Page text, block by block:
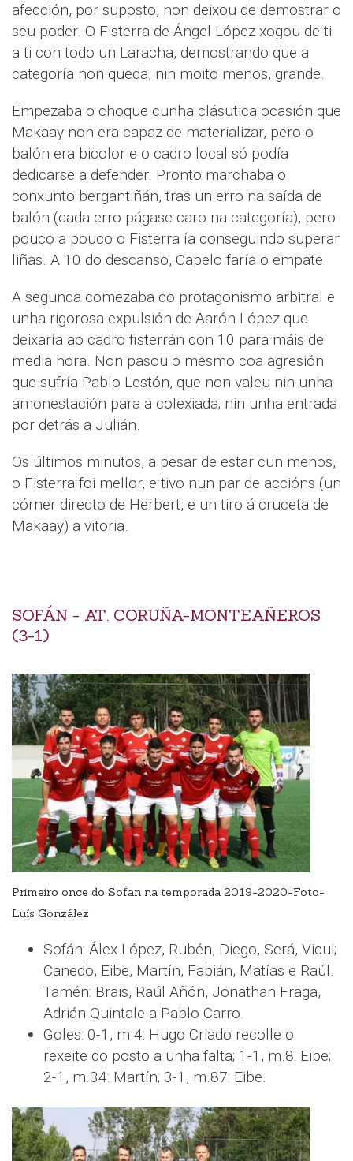
afección, por suposto, non deixou de demostrar o
seu poder. O Fisterra de Ángel López xogou de ti
a ti con todo un Laracha, demostrando que a
categoría non queda, nin moito menos, grande.
Empezaba o choque cunha clásutica ocasión que
Makaay non era capaz de materializar, pero o
balón era bicolor e o cadro local só podía
dedicarse a defender. Pronto marchaba o
conxunto bergantiñán, tras un erro na saída de
balón (cada erro págase caro na categoría), pero
pouco a pouco o Fisterra ía conseguindo superar
liñas. A 10 do descanso, Capelo faría o empate.
A segunda comezaba co protagonismo arbitral e
unha rigorosa expulsión de Aarón López que
deixaría ao cadro fisterrán con 10 para máis de
media hora. Non pasou o mesmo coa agresión
que sufría Pablo Lestón, que non valeu nin unha
amonestación para a colexiada; nin unha entrada
por detrás a Julián.
Os últimos minutos, a pesar de estar cun menos,
o Fisterra foi mellor, e tivo nun par de accións (un
córner directo de Herbert, e un tiro á cruceta de
Makaay) a vitoria.
SOFÁN - AT. CORUÑA-MONTEAÑEROS
(3-1)
Primeiro once do Sofan na temporada 2019-2020-Foto-
Luís González
Sofán: Álex López, Rubén, Diego, Será, Viqui;
Canedo, Eibe, Martín, Fabián, Matías e Raúl.
Tamén: Brais, Raúl Añón, Jonathan Fraga,
Adrián Quintale a Pablo Carro.
Goles: 0-1, m.4: Hugo Criado recolle o
rexeite do posto a unha falta; 1-1, m.8: Eibe;
2-1, m.34: Martín; 3-1, m.87: Eibe.